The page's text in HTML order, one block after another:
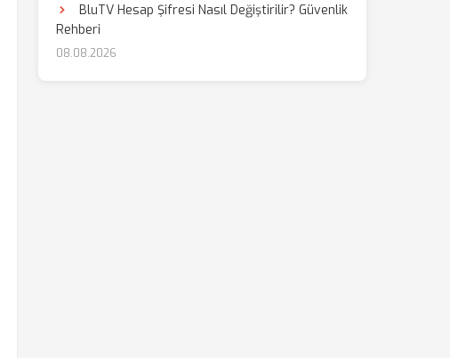
BluTV Hesap Şifresi Nasıl Değiştirilir? Güvenlik
Rehberi
08.08.2026